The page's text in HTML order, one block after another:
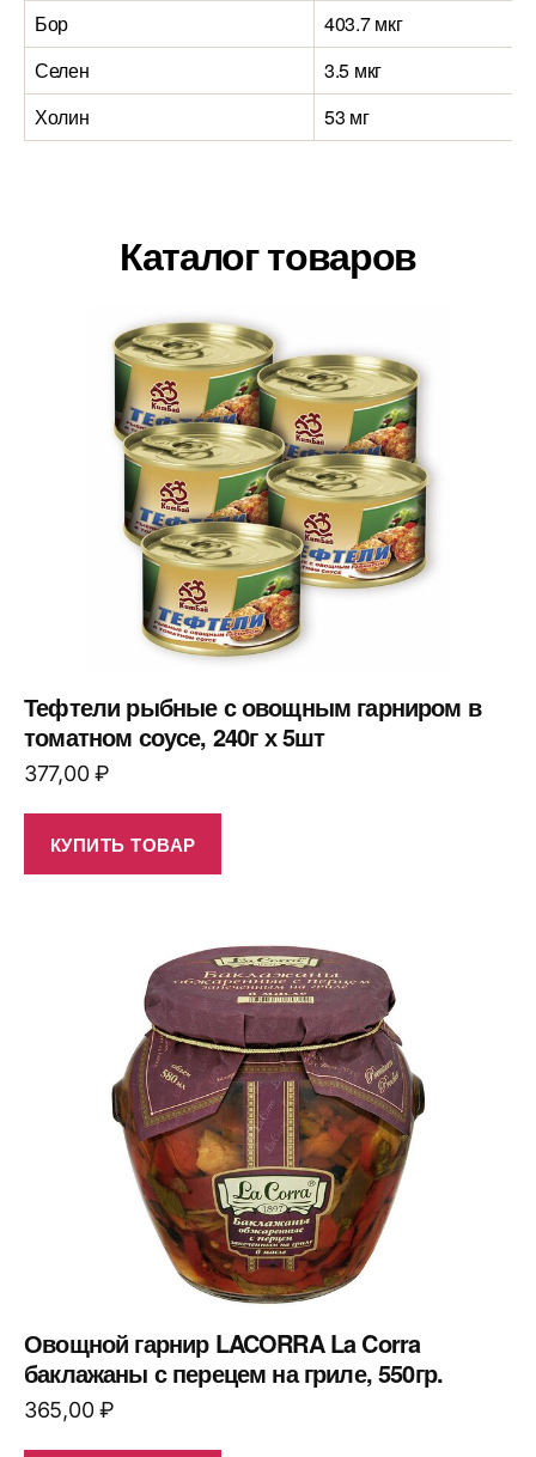
Бор
403.7 мкг
Селен
3.5 мкг
Холин
53 мг
Каталог товаров
Тефтели рыбные с овощным гарниром в
томатном соусе, 240г х 5шт
377,00₽
КУПИТЬ ТОВАР
Овощной гарнир LACORRA La Corra
баклажаны с перецем на гриле, 550гр.
365,00₽